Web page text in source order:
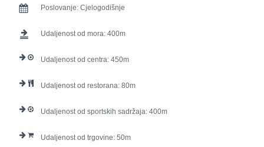
Poslovanje: Cjelogodišnje
Udaljenost od mora: 400
Udaljenost od centra: 450
Udaljenost od restorana: 80
Udaljenost od sportskih sadržaja: 400
Udaljenost od trgovine: 50